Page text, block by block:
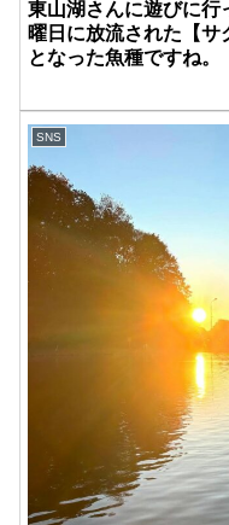
東山湖さんに遊びに行
曜日に放流された【
となった魚種ですね。
SNS